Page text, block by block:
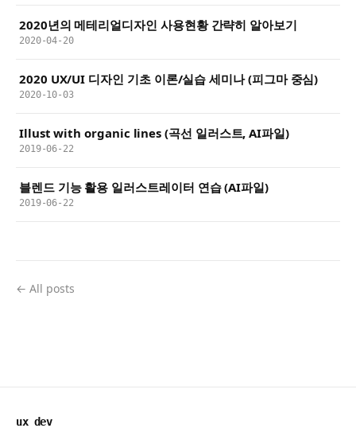
2020년의 메테리얼디자인 사용현황 간략히 알아보기
2020-04-20
2020 UX/UI 디자인 기초 이론/실습 세미나 (피그마 중심)
2020-10-03
Illust with organic lines (곡선 일러스트, AI파일)
2019-06-22
블렌드 기능 활용 일러스트레이터 연습 (AI파일)
2019-06-22
← All posts
ux dev